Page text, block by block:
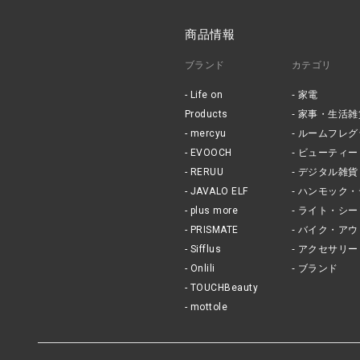
商品情報
ブランド
Life on
Products
mercyu
EVOOCH
RERUU
JAVALO ELF
plus more
PRISMATE
Sifflus
Onlili
TOUCHBeauty
mottole
カテゴリ
家電
家事・生活雑
ルームフレ
ビューティー
デジタル雑貨
ハンモック・
ライト・シ
バイク・アウ
アクセサリ
ブランド